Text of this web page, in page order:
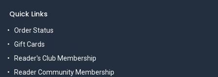
Quick Links
Order Status
Gift Cards
Reader's Club Membership
Reader Community Membership